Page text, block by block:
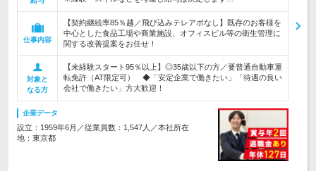
仕事内容
【契約継続率85％越／飛び込みテレアポなし】既存のお客様を
中心とした食品工場や商業施設、オフィスビル等の衛生管理に
関する改善提案をお任せ！
対象と
なる方
【未経験スタート95％以上】◎35歳以下の方／要普通自動車運
転免許（AT限定可） ◆「安定企業で働きたい」「待遇の良い
会社で働きたい」方大歓迎！
企業データ
設立：1959年6月／従業員数：1,547人／本社所在
地：東京都